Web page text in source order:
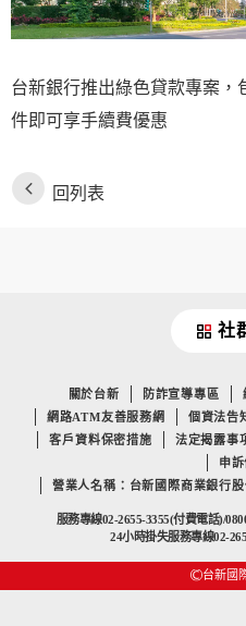
台新銀行推出綠色貸款專案，
件即可享手續費優惠
回列表
社
關於台新 防詐宣導專區
網路ATM友善服務網
個資法告
客戶資料保密措施
法定揭露事
申
營業人名稱：台新國際商業銀行
服務專線02-2655-3355(付費電話)/
24小時掛失服務專線02-
台新國